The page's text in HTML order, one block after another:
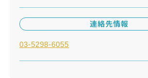
連絡先情報
03-5298-6055